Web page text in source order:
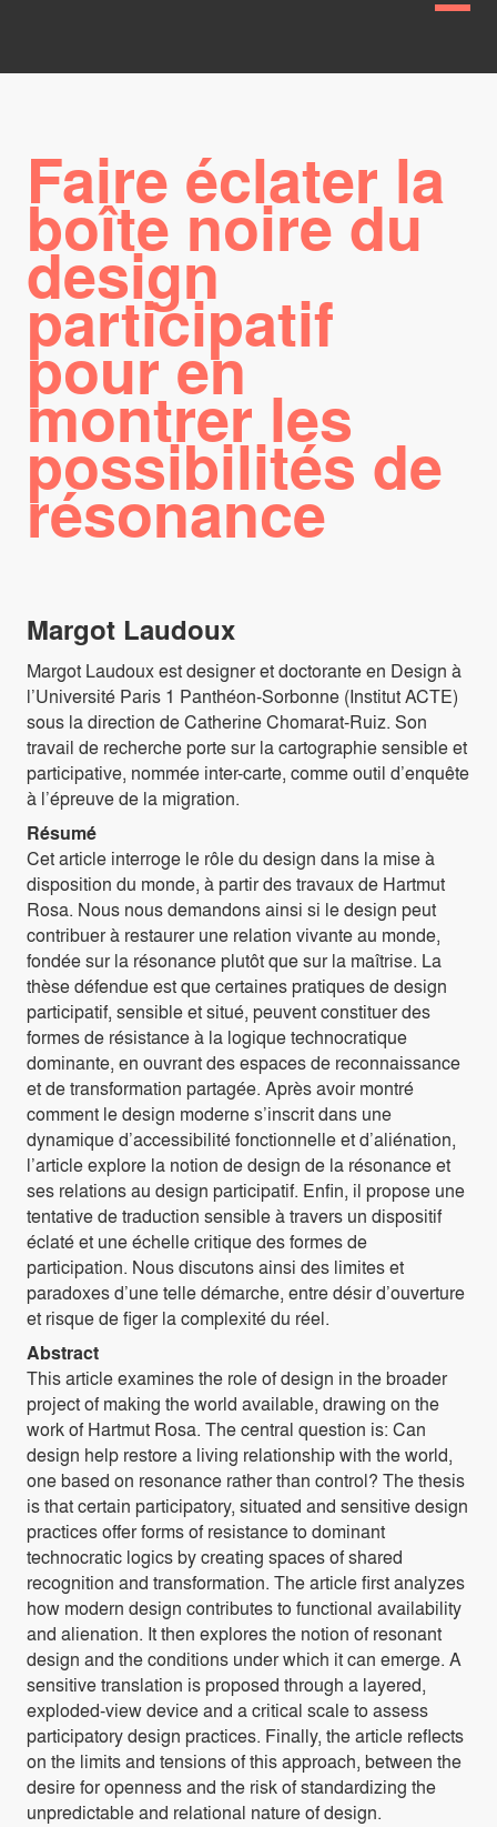
Faire éclater la
boîte noire du
design
participatif
pour en
montrer les
possibilités de
résonance
Margot Laudoux
Margot Laudoux est designer et doctorante en Design à
l’Université Paris 1 Panthéon-Sorbonne (Institut ACTE)
sous la direction de Catherine Chomarat-Ruiz. Son
travail de recherche porte sur la cartographie sensible et
participative, nommée inter-carte, comme outil d’enquête
à l’épreuve de la migration.
Résumé
Cet article interroge le rôle du design dans la mise à
disposition du monde, à partir des travaux de Hartmut
Rosa. Nous nous demandons ainsi si le design peut
contribuer à restaurer une relation vivante au monde,
fondée sur la résonance plutôt que sur la maîtrise. La
thèse défendue est que certaines pratiques de design
participatif, sensible et situé, peuvent constituer des
formes de résistance à la logique technocratique
dominante, en ouvrant des espaces de reconnaissance
et de transformation partagée. Après avoir montré
comment le design moderne s’inscrit dans une
dynamique d’accessibilité fonctionnelle et d’aliénation,
l’article explore la notion de design de la résonance et
ses relations au design participatif. Enfin, il propose une
tentative de traduction sensible à travers un dispositif
éclaté et une échelle critique des formes de
participation. Nous discutons ainsi des limites et
paradoxes d’une telle démarche, entre désir d’ouverture
et risque de figer la complexité du réel.
Abstract
This article examines the role of design in the broader
project of making the world available, drawing on the
work of Hartmut Rosa. The central question is: Can
design help restore a living relationship with the world,
one based on resonance rather than control? The thesis
is that certain participatory, situated and sensitive design
practices offer forms of resistance to dominant
technocratic logics by creating spaces of shared
recognition and transformation. The article first analyzes
how modern design contributes to functional availability
and alienation. It then explores the notion of resonant
design and the conditions under which it can emerge. A
sensitive translation is proposed through a layered,
exploded-view device and a critical scale to assess
participatory design practices. Finally, the article reflects
on the limits and tensions of this approach, between the
desire for openness and the risk of standardizing the
unpredictable and relational nature of design.